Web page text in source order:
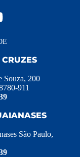
Souza, 200
911
São Paulo,